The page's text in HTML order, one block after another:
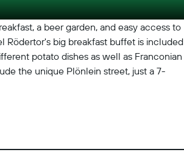
a beer garden, and easy access to
Rödertor's big breakfast buffet is included
potato dishes as well as Franconian
the unique Plönlein street, just a 7-